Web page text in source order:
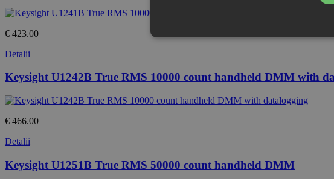
€ 423.00
Detalii
Keysight U1242B True RMS 10000 count handheld DMM with
€ 466.00
Detalii
Keysight U1251B True RMS 50000 count handheld DMM